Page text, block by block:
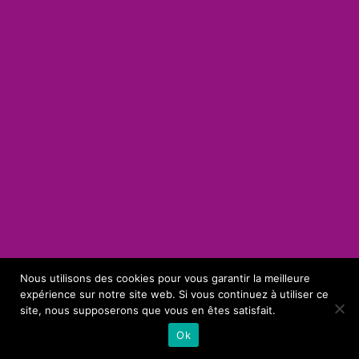
Nous utilisons des cookies pour vous garantir la meilleure
expérience sur notre site web. Si vous continuez à utiliser ce
site, nous supposerons que vous en êtes satisfait.
Ok